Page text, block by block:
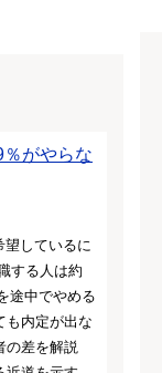
がやらな
望しているに
する人は約
途中でやめる
も内定が出な
の差を解説